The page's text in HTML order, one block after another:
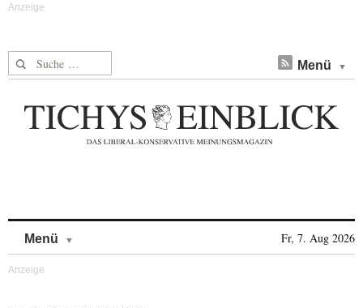
Suche nach: Menü
Menü Fr, 7. Aug 2026